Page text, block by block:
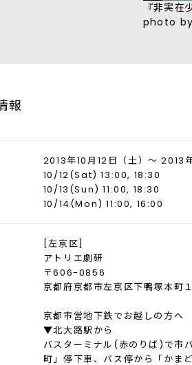
『非実
photo
報
2013年10月12日（土）～ 2013
10/12(Sat) 13:00, 18:30
10/13(Sun) 11:00, 18:30
10/14(Mon) 11:00, 16:00
[左京区]
アトリエ劇研
〒606-0856
京都府京都市左京区下鴨塚本町１
京都市営地下鉄でお越しの方へ
▼北大路駅から
バスターミナル(赤のりば)で市
町」停下車、バス停から「かま